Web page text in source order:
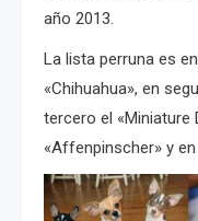
año 2013.
La lista perruna es
«Chihuahua», en
tercero el «Miniature
«Affenpinscher» y